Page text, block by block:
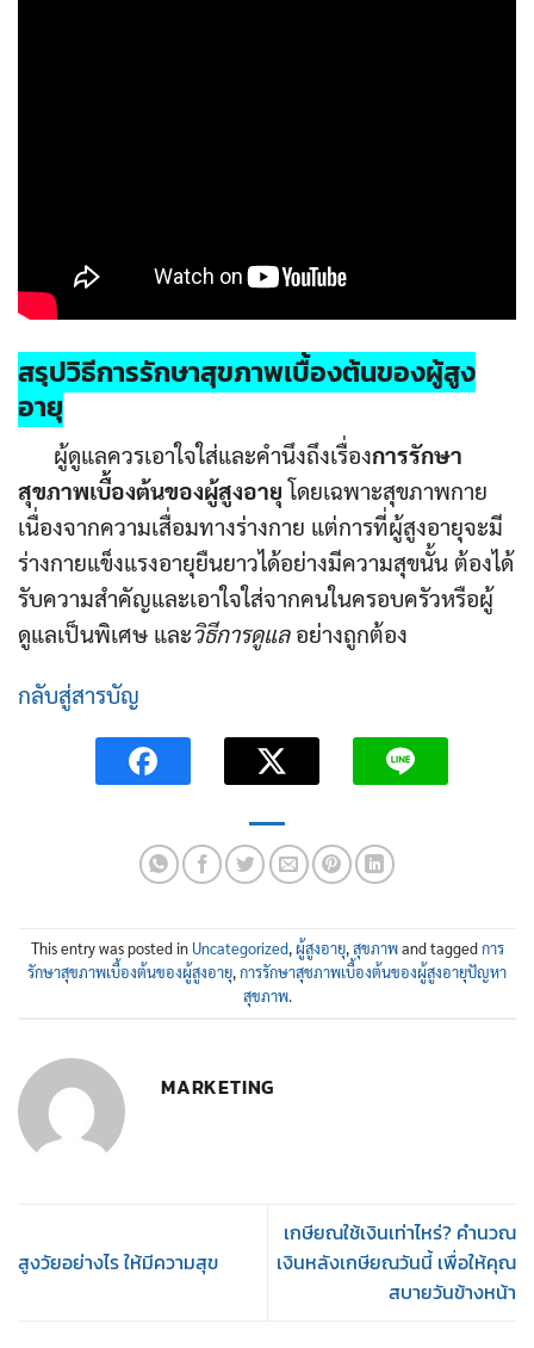
สรุปวิธีการรักษาสุขภาพเบื้องต้นของผู้สูง
อายุ
ผู้ดูแลควรเอาใจใส่และคำนึงถึงเรื่องการรักษา
สุขภาพเบื้องต้นของผู้สูงอายุ โดยเฉพาะสุขภาพกาย
เนื่องจากความเสื่อมทางร่างกาย แต่การที่ผู้สูงอายุจะมี
ร่างกายแข็งแรงอายุยืนยาวได้อย่างมีความสุขนั้น ต้องได้
รับความสำคัญและเอาใจใส่จากคนในครอบครัวหรือผู้
ดูแลเป็นพิเศษ และวิธีการดูแล อย่างถูกต้อง
กลับสู่สารบัญ
This entry was posted in Uncategorized,ผู้สูงอายุ,สุขภาพand taggedการ
รักษาสุขภาพเบื้องต้นของผู้สูงอายุ,การรักษาสุชภาพเบื้องต้นของผู้สูงอายุปัญหา
สุขภาพ.
MARKETING
สูงวัยอย่างไร ให้มีความสุข
เกษียณใช้เงินเท่าไหร่? คำนวณ
เงินหลังเกษียณวันนี้ เพื่อให้คุณ
สบายวันข้างหน้า